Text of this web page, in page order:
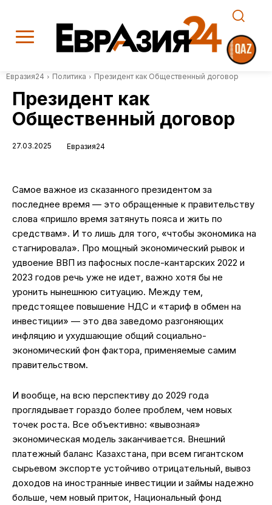
Евразия24 Политика Президент как Общественный договор
Президент как
Общественный договор
27.03.2025 Евразия24
Самое важное из сказанного президентом за
последнее время — это обращенные к правительству
слова «пришло время затянуть пояса и жить по
средствам». И то лишь для того, «чтобы экономика на
стагнировала». Про мощный экономический рывок и
удвоение ВВП из пафосных после-кантарских 2022 и
2023 годов речь уже не идет, важно хотя бы не
уронить нынешнюю ситуацию. Между тем,
предстоящее повышение НДС и «тариф в обмен на
инвестиции» — это два заведомо разгоняющих
инфляцию и ухудшающие общий социально-
экономический фон фактора, применяемые самим
правительством.
И вообще, на всю перспективу до 2029 года
проглядывает гораздо более проблем, чем новых
точек роста. Все объективно: «вывозная»
экономическая модель заканчивается. Внешний
платежный баланс Казахстана, при всем гигантском
сырьевом экспорте устойчиво отрицательный, вывоз
доходов на иностранные инвестиции и займы надежно
больше, чем новый приток, Национальный фонд